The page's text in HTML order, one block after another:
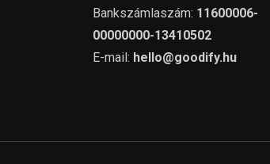
Bankszámlaszám: 11600006-
00000000-13410502
E-mail: hello@goodify.hu